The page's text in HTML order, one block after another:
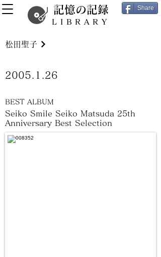
記憶の記録
LIBRARY
Share
Seiko Smile Seiko Matsuda 25th
Anniversary Best Selection
松田聖子
2005.1.26
BEST ALBUM